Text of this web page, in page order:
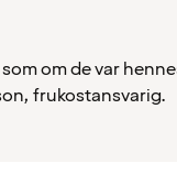
om de var
frukostansvarig.